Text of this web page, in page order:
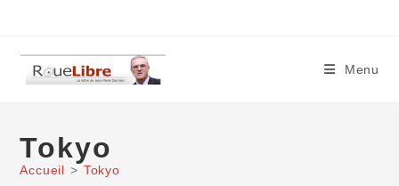
content
Menu
Tokyo
Accueil > Tokyo